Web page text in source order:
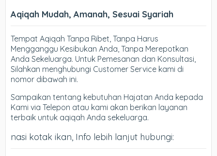
Aqiqah Mudah, Amanah, Sesuai Syariah
Tempat Aqiqah Tanpa Ribet, Tanpa Harus
Mengganggu Kesibukan Anda, Tanpa Merepotkan
Anda Sekeluarga. Untuk Pemesanan dan Konsultasi,
Silahkan menghubungi Customer Service kami di
nomor dibawah ini.
Sampaikan tentang kebutuhan Hajatan Anda kepada
Kami via Telepon atau kami akan berikan layanan
terbaik untuk aqiqah Anda sekeluarga.
nasi kotak ikan, Info lebih lanjut hubungi: